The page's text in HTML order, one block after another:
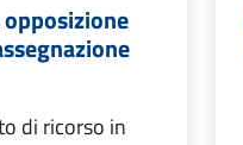
di ricorso in